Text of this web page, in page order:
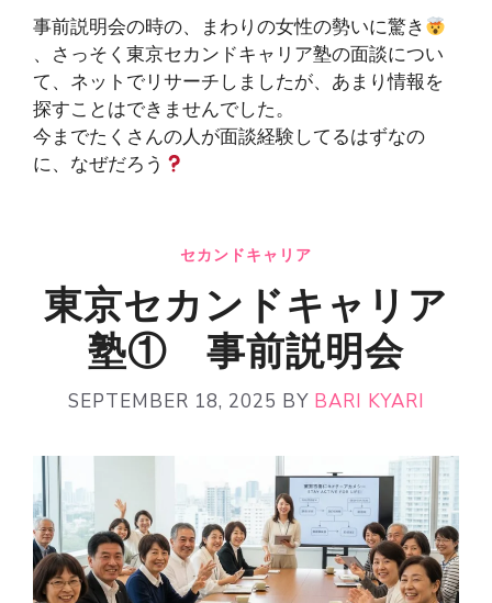
事前説明会の時の、まわりの女性の勢いに驚き
、さっそく東京セカンドキャリア塾の面談につい
て、ネットでリサーチしましたが、あまり情報を
探すことはできませんでした。
今までたくさんの人が面談経験してるはずなの
に、なぜだろう
セカンドキャリア
東京セカンドキャリア
塾① 事前説明会
SEPTEMBER 18, 2025 BY BARI KYARI